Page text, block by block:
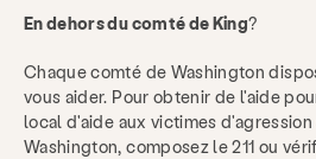
En dehors du comté de King?
Chaque comté de Washington
vous aider. Pour obtenir de l'aide
local d'aide aux victimes
Washington, composez le 211 ou